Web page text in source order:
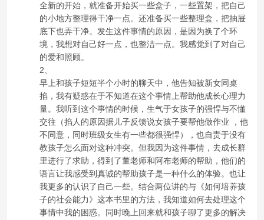
全新的开始，就准备开始买一些盒子，一些置架，把自己
的小地方整理得干净一点。还准备买一些整理盒，把抽屉
底下也弄干净。发生这件事情的原因，是因为换了个环
境，我想对自己好一点，也整洁一点。我感觉到了对自己
的爱和照顾。
2、
早上和孩子短短半个小时的聊天中，他告知被新女同桌
掐，我有疑惑在于不知道在这个事情上帮助他成长心理力
量。我听到这个事情的时候，生气于女孩子的强悍与不懂
交往（掐人的原因据儿子反馈说女孩子要帮他做作业 ，他
不同意，同时班级女生有一些都很强悍），也自责于没有
教孩子怎么面对这种冲突。但我因为这件事情，去成长群
里进行了求助，得到了董老师和阿布老师的帮助，他们的
语言让我感受到真诚的帮助孩子是一种什么的体验。也让
我更多的认识了自己一些。结合两位讲的与《如何培养孩
子的社会能力》这本书里的方法，我知道如何去处理这个
事情中我的困惑。同时晚上回来就和孩子聊了更多的解决